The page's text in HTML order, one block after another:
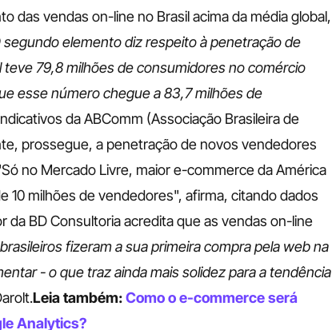
das vendas on-line no Brasil acima da média global,
segundo elemento diz respeito à penetração de
79,8 milhões de consumidores no comércio
esse número chegue a 83,7 milhões de
da ABComm (Associação Brasileira de
prossegue, a penetração de novos vendedores
no Mercado Livre, maior e-commerce da América
10 milhões de vendedores", afirma, citando dados
da BD Consultoria acredita que as vendas on-line
fizeram a sua primeira compra pela web na
- o que traz ainda mais solidez para a tendência
Leia também: Como o e-commerce será
Analytics?